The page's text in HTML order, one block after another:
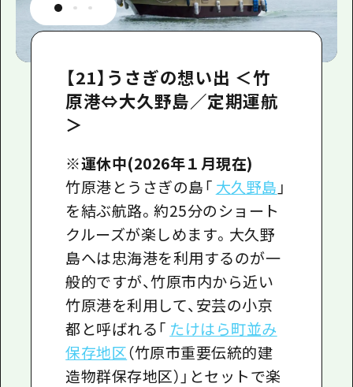
【21】うさぎの想い出 ＜竹
原港⇔大久野島／定期運航
＞
※運休中(2026年１月現在)
竹原港とうさぎの島「 大久野島 」
を結ぶ航路。約25分のショート
クルーズが楽しめます。大久野
島へは忠海港を利用するのが一
般的ですが、竹原市内から近い
竹原港を利用して、安芸の小京
都と呼ばれる「 たけはら町並み
保存地区（竹原市重要伝統的建
造物群保存地区）」とセットで楽